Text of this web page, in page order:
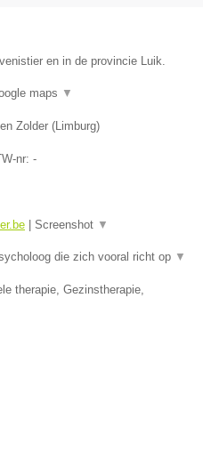
en in de provincie Luik.
maps ▼
Zolder ( Limburg)
nr: -
Screenshot ▼
die zich vooral richt op ▼
therapie, Gezinstherapie,